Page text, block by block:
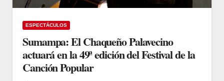
ESPECTÁCULOS
Sumampa: El Chaqueño Palavecino
actuará en la 49ª edición del Festival de la
Canción Popular